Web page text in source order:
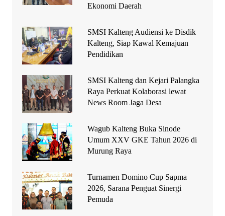
Ekonomi Daerah
SMSI Kalteng Audiensi ke Disdik
Kalteng, Siap Kawal Kemajuan
Pendidikan
SMSI Kalteng dan Kejari Palangka
Raya Perkuat Kolaborasi lewat
News Room Jaga Desa
Wagub Kalteng Buka Sinode
Umum XXV GKE Tahun 2026 di
Murung Raya
Turnamen Domino Cup Sapma
2026, Sarana Penguat Sinergi
Pemuda